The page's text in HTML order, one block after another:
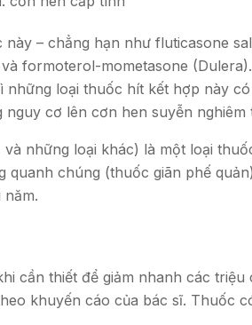
– chẳng hạn như fluticasone
formoterol-mometasone
những loại thuốc hít kết hợp này
nguy cơ lên ​​cơn hen suyễn
những loại khác) là một loại
quanh chúng (thuốc giãn phế
cần thiết để giảm nhanh các
khuyến cáo của bác sĩ. Thuốc